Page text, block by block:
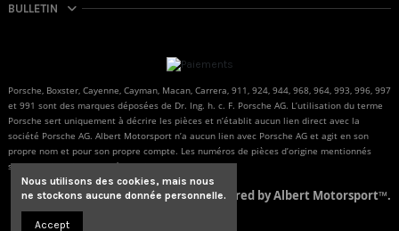
BULLETIN
Porsche, Boxster, Cayenne, Cayman, Macan, Carrera, 911, 924, 944, 968, 964, 993, 996, 997
et 991 sont des marques déposées de Dr. Ing. h. c. F. Porsche AG. L’utilisation du terme
Porsche sert uniquement à décrire les pièces et n’établit aucun lien direct avec la
société Porsche AG. Albert Motorsport n’a aucun lien avec Porsche AG et agit en son
propre nom et pour son propre compte. Les numéros de pièces d’origine mentionnés
sont fournis uniquement à des fins de comparaison.
© Powered by Albert Motorsport™.
Nous utilisons des cookies, mais nous
ne stockons aucune donnée personnelle.
Accept